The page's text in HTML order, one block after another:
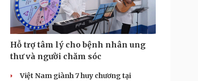
Hỗ trợ tâm lý cho bệnh nhân ung
thư và người chăm sóc
Việt Nam giành 7 huy chương tại